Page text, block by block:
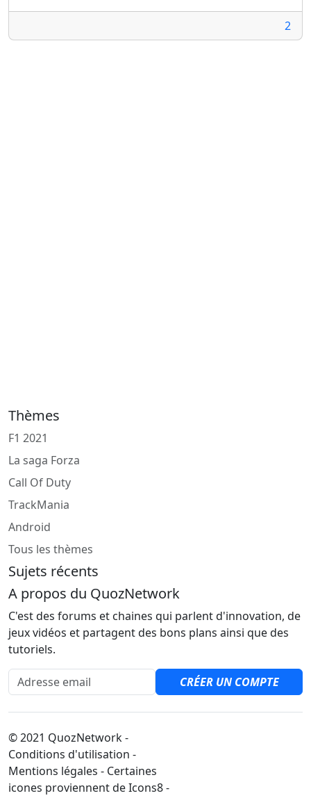
2
Thèmes
F1 2021
La saga Forza
Call Of Duty
TrackMania
Android
Tous les thèmes
Sujets récents
A propos du QuozNetwork
C'est des forums et chaines qui parlent d'innovation, de
jeux vidéos et partagent des bons plans ainsi que des
tutoriels.
Adresse email
CRÉER UN COMPTE
© 2021 QuozNetwork -
Conditions d'utilisation -
Mentions légales - Certaines
icones proviennent de Icons8 -